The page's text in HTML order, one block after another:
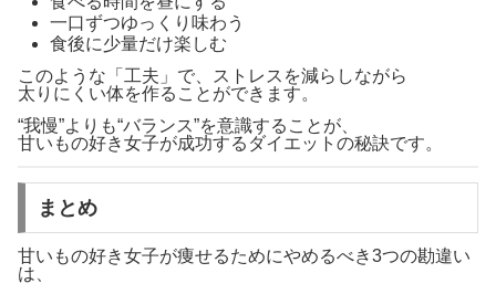
一口ずつゆっくり味わう
食後に少量だけ楽しむ
このような「工夫」で、ストレスを減らしながら
太りにくい体を作ることができます。
“我慢”よりも“バランス”を意識することが、
甘いもの好き女子が成功するダイエットの秘訣です。
まとめ
甘いもの好き女子が痩せるためにやめるべき3つの勘違い
は、